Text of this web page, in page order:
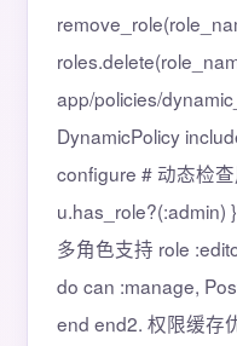
app/policies/
DynamicPolicy
configure # 动态检
u.has_role?(:admin)
多角色支持 role
do can :manage,
end end2. 权限缓存